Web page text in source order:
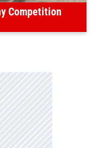
Competition